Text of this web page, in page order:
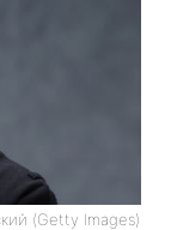
(Getty Images)